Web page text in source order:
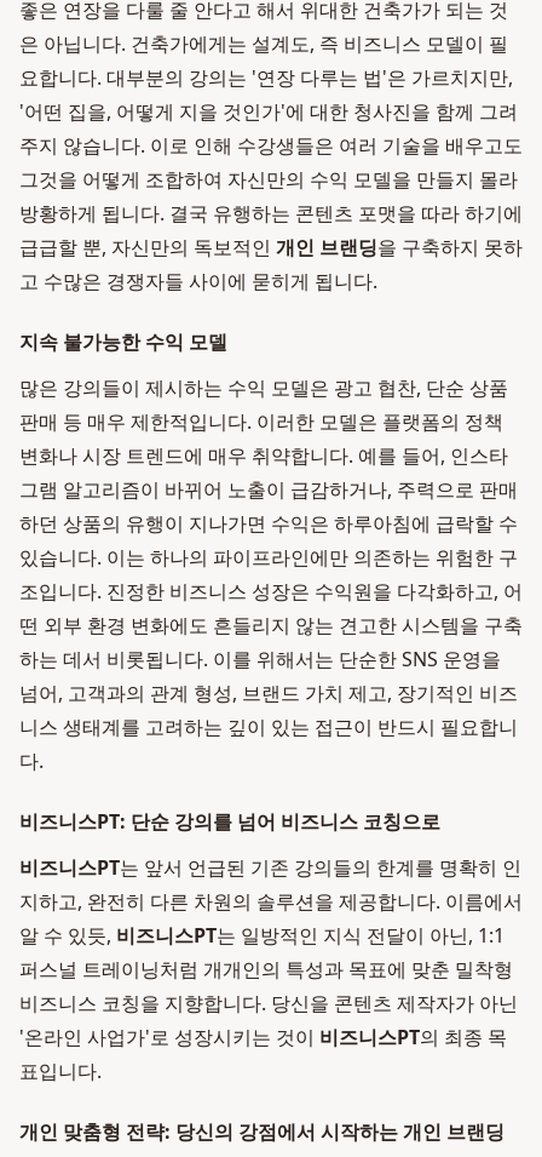
좋은 연장을 다룰 줄 안다고 해서 위대한 건축가가 되는 것
은 아닙니다. 건축가에게는 설계도, 즉 비즈니스 모델이 필
요합니다. 대부분의 강의는 '연장 다루는 법'은 가르치지만,
'어떤 집을, 어떻게 지을 것인가'에 대한 청사진을 함께 그려
주지 않습니다. 이로 인해 수강생들은 여러 기술을 배우고도
그것을 어떻게 조합하여 자신만의 수익 모델을 만들지 몰라
방황하게 됩니다. 결국 유행하는 콘텐츠 포맷을 따라 하기에
급급할 뿐, 자신만의 독보적인 개인 브랜딩을 구축하지 못하
고 수많은 경쟁자들 사이에 묻히게 됩니다.
지속 불가능한 수익 모델
많은 강의들이 제시하는 수익 모델은 광고 협찬, 단순 상품
판매 등 매우 제한적입니다. 이러한 모델은 플랫폼의 정책
변화나 시장 트렌드에 매우 취약합니다. 예를 들어, 인스타
그램 알고리즘이 바뀌어 노출이 급감하거나, 주력으로 판매
하던 상품의 유행이 지나가면 수익은 하루아침에 급락할 수
있습니다. 이는 하나의 파이프라인에만 의존하는 위험한 구
조입니다. 진정한 비즈니스 성장은 수익원을 다각화하고, 어
떤 외부 환경 변화에도 흔들리지 않는 견고한 시스템을 구축
하는 데서 비롯됩니다. 이를 위해서는 단순한 SNS 운영을
넘어, 고객과의 관계 형성, 브랜드 가치 제고, 장기적인 비즈
니스 생태계를 고려하는 깊이 있는 접근이 반드시 필요합니
다.
비즈니스PT: 단순 강의를 넘어 비즈니스 코칭으로
비즈니스PT는 앞서 언급된 기존 강의들의 한계를 명확히 인
지하고, 완전히 다른 차원의 솔루션을 제공합니다. 이름에서
알 수 있듯, 비즈니스PT는 일방적인 지식 전달이 아닌, 1:1
퍼스널 트레이닝처럼 개개인의 특성과 목표에 맞춘 밀착형
비즈니스 코칭을 지향합니다. 당신을 콘텐츠 제작자가 아닌
'온라인 사업가'로 성장시키는 것이 비즈니스PT의 최종 목
표입니다.
개인 맞춤형 전략: 당신의 강점에서 시작하는 개인 브랜딩